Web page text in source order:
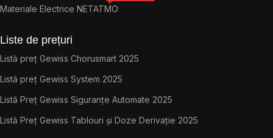
Materiale Electrice NETATMO
Liste de prețuri
Listă preț Gewiss Chorusmart 2025
Listă preț Gewiss System 2025
Listă Preț Gewiss Siguranțe Automate 2025
Listă Preț Gewiss Tablouri și Doze Derivație 2025